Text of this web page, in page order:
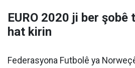
EURO 2020 ji ber
hat kirin
Federasyona Futbolê ya